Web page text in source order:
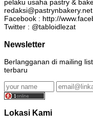
pelaku usaha pastry &
redaksi@pastrynbakery.net
Facebook : http://
Twitter : @tabloidlezat
Newsletter
Berlangganan di mailing
terbaru
Lokasi Kami